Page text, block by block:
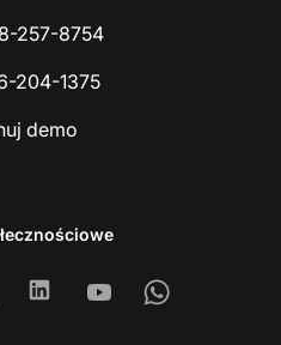
257-8754
204-1375
demo
LinkedinYoutubeWhatsapp